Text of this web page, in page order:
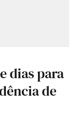
dias para
de